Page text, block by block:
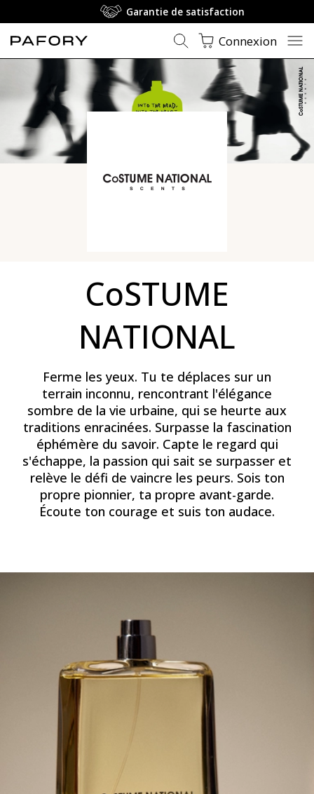
Garantie de satisfaction
Connexion
CoSTUME
NATIONAL
Ferme les yeux. Tu te déplaces sur un
terrain inconnu, rencontrant l'élégance
sombre de la vie urbaine, qui se heurte aux
traditions enracinées. Surpasse la fascination
éphémère du savoir. Capte le regard qui
s'échappe, la passion qui sait se surpasser et
relève le défi de vaincre les peurs. Sois ton
propre pionnier, ta propre avant-garde.
Écoute ton courage et suis ton audace.